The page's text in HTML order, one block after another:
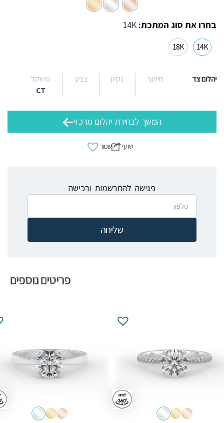
בחרו את סוג המתכת:14K
18K 14K
יהלום צד חיתוך נקיון צבע
משקל
CT
המשך לבחירת יהלום מרכזי
שמור שתף
פגישה להתרשמות ורכישה
שליחה
פריטים נוספים